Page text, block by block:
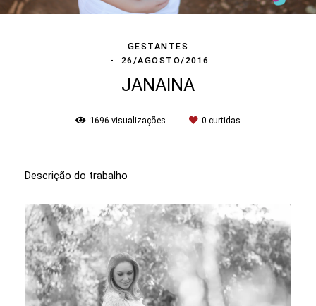
GESTANTES
26/AGOSTO/2016
JANAINA
1696 visualizações 0 curtidas
Descrição do trabalho